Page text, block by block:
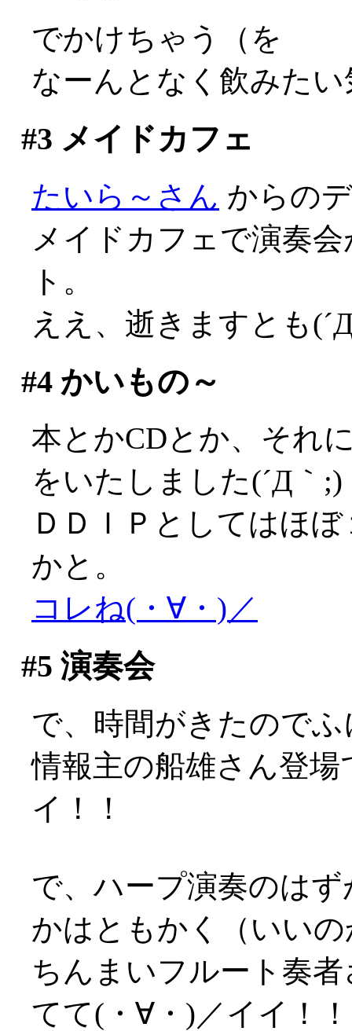
でかけちゃう（を
なーんとなく飲みた
#3 メイドカフェ
たいら～さん からの
メイドカフェで演奏
ト。
ええ、逝きますとも
#4かいもの～
本とかCDとか、それ
をいたしました(´Д｀;)
ＤＤＩＰとしてはほ
かと。
コレね(・∀・)／
#5 演奏会
で、時間がきたので
情報主の船雄さん登
イ！！
で、ハープ演奏のは
かはともかく（いい
ちんまいフルート奏
てて(・∀・)／イイ！！